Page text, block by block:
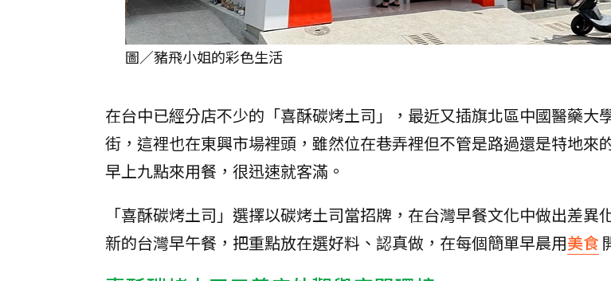
圖／豬飛小姐的彩色生活
在台中已經分店不少的「喜酥碳烤土司」，最近又插旗北區中國醫藥大
街，這裡也在東興市場裡頭，雖然位在巷弄裡但不管是路過還是特地來
早上九點來用餐，很迅速就客滿。
「喜酥碳烤土司」選擇以碳烤土司當招牌，在台灣早餐文化中做出差異
新的台灣早午餐，把重點放在選好料、認真做，在每個簡單早晨用美食